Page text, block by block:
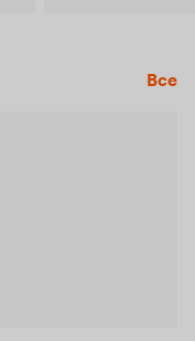
Все